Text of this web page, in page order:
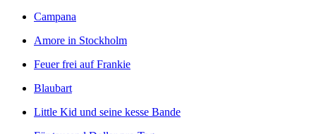
Campana
Amore in Stockholm
Feuer frei auf Frankie
Blaubart
Little Kid und seine kesse Bande